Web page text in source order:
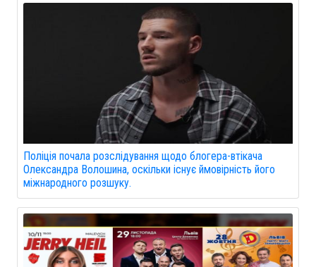
Поліція почала розслідування щодо блогера-втікача
Олександра Волошина, оскільки існує ймовірність його
міжнародного розшуку.